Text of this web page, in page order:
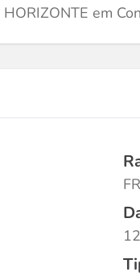
em